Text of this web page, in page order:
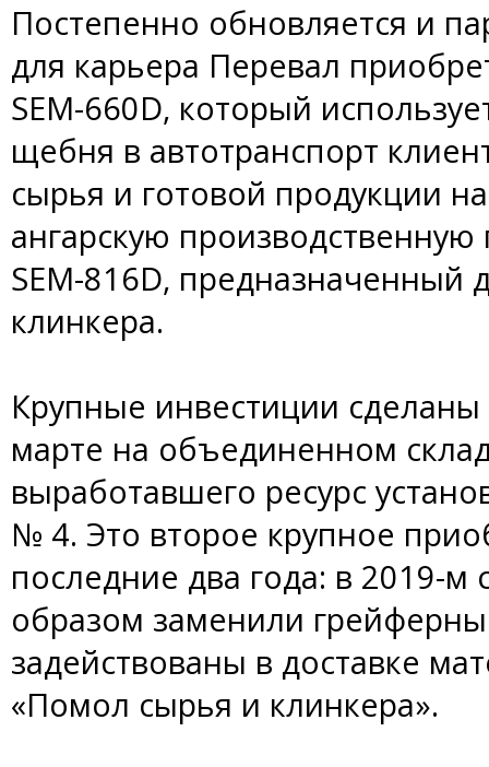
Постепенно обновляется и
для карьера Перевал
SEM-660D, который
щебня в автотранспорт
сырья и готовой продукции
ангарскую
SEM-816D,
клинкера.
Крупные инвестиции
марте на объединенном
выработавшего ресурс
№ 4. Это второе крупное
последние два года: в 2019-
образом заменили
задействованы в доставке
«Помол сырья и клинкера».